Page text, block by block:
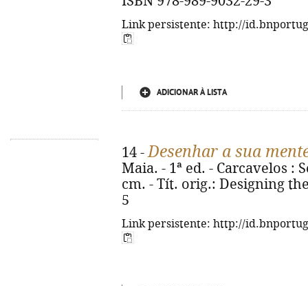
Link persistente: http://
ADICIONAR À LISTA
14 -Desenhar a sua
Maia. - 1ª ed. - Carcavelos :
cm. - Tít. orig.: Designing
5
Link persistente: http://